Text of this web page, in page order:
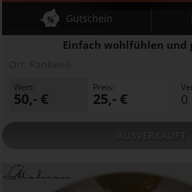
Herburger's Mohren
Einfach wohlfühlen und
Gutschein
Wert:
50,- €
Preis:
25,- € 0